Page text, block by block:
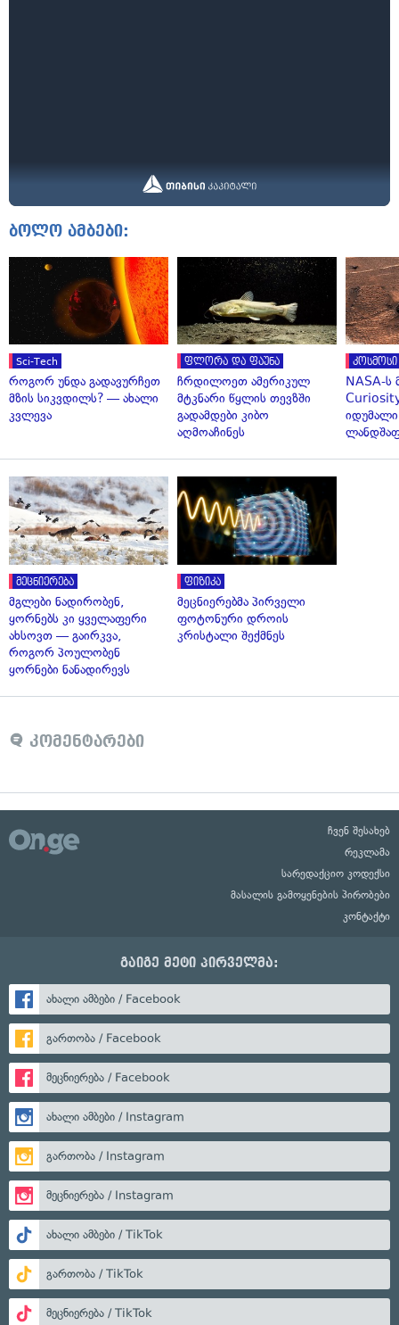
ბოლო ამბები:
Sci-Tech
როგორ უნდა გადავურჩეთ
მზის სიკვდილს? — ახალი
კვლევა
ფლორა და ფაუნა
ჩრდილოეთ ამერიკულ
მტკნარი წყლის თევზში
გადამდები კიბო
აღმოაჩინეს
კოსმოსი
NASA-ს
მეცნიერება
მგლები ნადირობენ,
ყორნებს კი ყველაფერი
ახსოვთ — გაირკვა,
როგორ პოულობენ
ყორნები ნანადირევს
ფიზიკა
მეცნიერებმა პირველი
ფოტონური დროის
კრისტალი შექმნეს
კომენტარები
ჩვენ შესახებ
რეკლამა
სარედაქციო კოდექსი
მასალის გამოყენების პირობები
კონტაქტი
გაიგე მეტი პირველმა:
ახალი ამბები / Facebook
გართობა / Facebook
მეცნიერება / Facebook
ახალი ამბები / Instagram
გართობა / Instagram
მეცნიერება / Instagram
ახალი ამბები / TikTok
გართობა / TikTok
მეცნიერება / TikTok